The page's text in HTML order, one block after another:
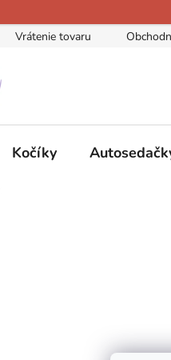
Vrátenie tovaru
Kočíky